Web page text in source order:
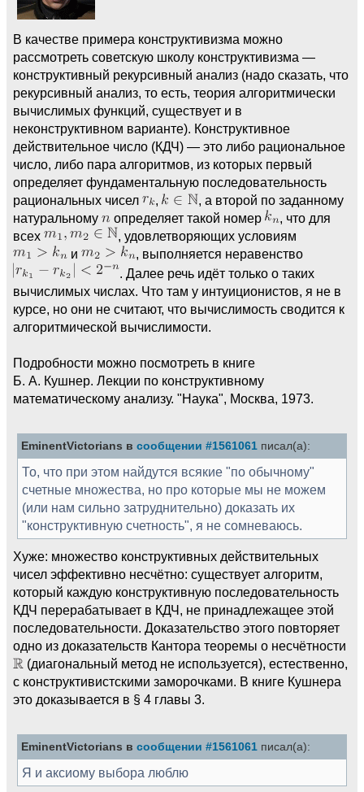
В качестве примера конструктивизма можно
рассмотреть советскую школу конструктивизма —
конструктивный рекурсивный анализ (надо сказать, что
рекурсивный анализ, то есть, теория алгоритмически
вычислимых функций, существует и в
неконструктивном варианте). Конструктивное
действительное число (КДЧ) — это либо рациональное
число, либо пара алгоритмов, из которых первый
определяет фундаментальную последовательность
рациональных чисел
,
, а второй по заданному
натуральному
определяет такой номер
, что для
всех
, удовлетворяющих условиям
и
, выполняется неравенство
. Далее речь идёт только о таких
вычислимых числах. Что там у интуиционистов, я не в
курсе, но они не считают, что вычислимость сводится к
алгоритмической вычислимости.
Подробности можно посмотреть в книге
Б. А. Кушнер. Лекции по конструктивному
математическому анализу. "Наука", Москва, 1973.
EminentVictorians в сообщении #1561061 писал(а):
То, что при этом найдутся всякие "по обычному"
счетные множества, но про которые мы не можем
(или нам сильно затруднительно) доказать их
"конструктивную счетность", я не сомневаюсь.
Хуже: множество конструктивных действительных
чисел эффективно несчётно: существует алгоритм,
который каждую конструктивную последовательность
КДЧ перерабатывает в КДЧ, не принадлежащее этой
последовательности. Доказательство этого повторяет
одно из доказательств Кантора теоремы о несчётности
(диагональный метод не используется), естественно,
с конструктивистскими заморочками. В книге Кушнера
это доказывается в § 4 главы 3.
EminentVictorians в сообщении #1561061 писал(а):
Я и аксиому выбора люблю